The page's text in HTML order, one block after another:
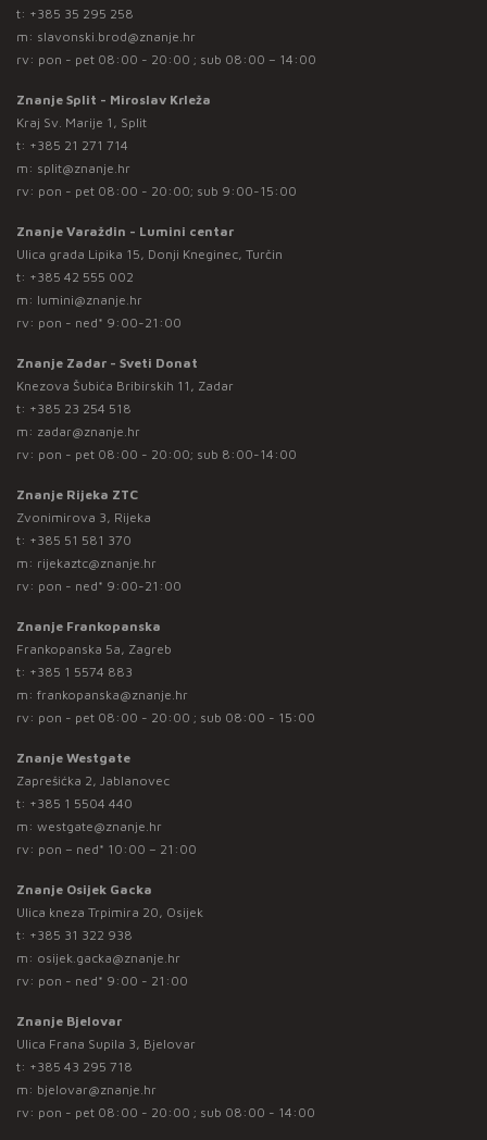
t: +385 35 295 258
m: slavonski.brod@znanje.hr
rv: pon - pet 08:00 - 20:00 ; sub 08:00 – 14:00
Znanje Split - Miroslav Krleža
Kraj Sv. Marije 1, Split
t: +385 21 271 714
m: split@znanje.hr
rv: pon - pet 08:00 - 20:00; sub 9:00-15:00
Znanje Varaždin - Lumini centar
Ulica grada Lipika 15, Donji Kneginec, Turčin
t: +385 42 555 002
m: lumini@znanje.hr
rv: pon - ned* 9:00-21:00
Znanje Zadar - Sveti Donat
Knezova Šubića Bribirskih 11, Zadar
t: +385 23 254 518
m: zadar@znanje.hr
rv: pon - pet 08:00 - 20:00; sub 8:00-14:00
Znanje Rijeka ZTC
Zvonimirova 3, Rijeka
t: +385 51 581 370
m: rijekaztc@znanje.hr
rv: pon - ned* 9:00-21:00
Znanje Frankopanska
Frankopanska 5a, Zagreb
t: +385 1 5574 883
m: frankopanska@znanje.hr
rv: pon - pet 08:00 - 20:00 ; sub 08:00 - 15:00
Znanje Westgate
Zaprešićka 2, Jablanovec
t: +385 1 5504 440
m: westgate@znanje.hr
rv: pon – ned* 10:00 – 21:00
Znanje Osijek Gacka
Ulica kneza Trpimira 20, Osijek
t: +385 31 322 938
m: osijek.gacka@znanje.hr
rv: pon - ned* 9:00 - 21:00
Znanje Bjelovar
Ulica Frana Supila 3, Bjelovar
t: +385 43 295 718
m: bjelovar@znanje.hr
rv: pon - pet 08:00 - 20:00 ; sub 08:00 - 14:00